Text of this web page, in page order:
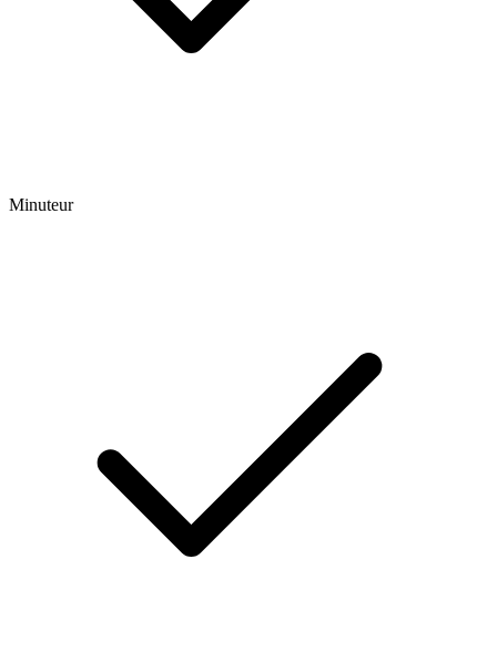
Minuteur